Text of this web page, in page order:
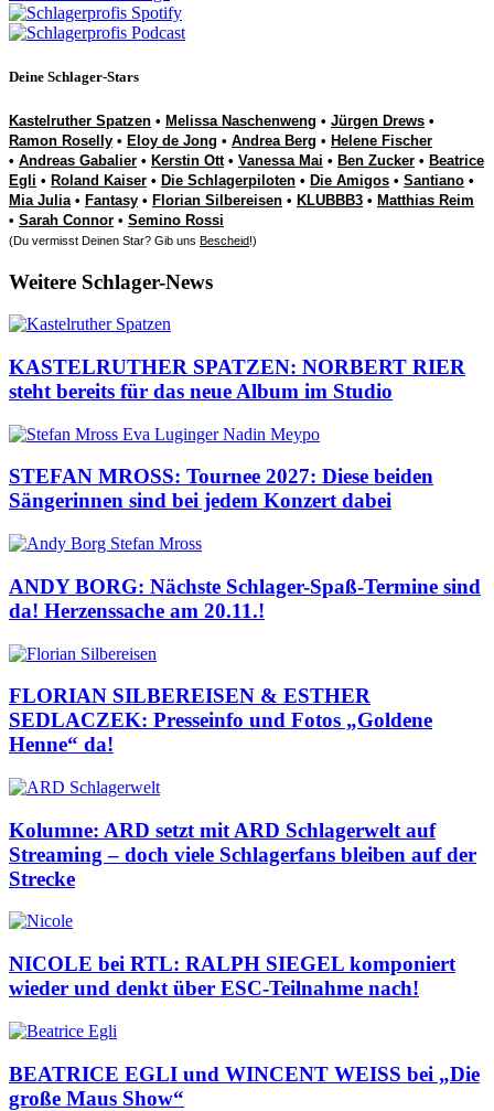
Deine Schlager-Stars
Kastelruther Spatzen • Melissa Naschenweng • Jürgen Drews •
Ramon Roselly • Eloy de Jong • Andrea Berg • Helene Fischer
• Andreas Gabalier • Kerstin Ott• Vanessa Mai • Ben Zucker • Beatrice
Egli • Roland Kaiser • Die Schlagerpiloten • Die Amigos • Santiano •
Mia Julia • Fantasy • Florian Silbereisen • KLUBBB3 • Matthias Reim
• Sarah Connor • Semino Rossi
(Du vermisst Deinen Star? Gib uns Bescheid!)
Weitere Schlager-News
KASTELRUTHER SPATZEN: NORBERT RIER
steht bereits für das neue Album im Studio
STEFAN MROSS: Tournee 2027: Diese beiden
Sängerinnen sind bei jedem Konzert dabei
ANDY BORG: Nächste Schlager-Spaß-Termine sind
da! Herzenssache am 20.11.!
FLORIAN SILBEREISEN & ESTHER
SEDLACZEK: Presseinfo und Fotos „Goldene
Henne“ da!
Kolumne: ARD setzt mit ARD Schlagerwelt auf
Streaming – doch viele Schlagerfans bleiben auf der
Strecke
NICOLE bei RTL: RALPH SIEGEL komponiert
wieder und denkt über ESC-Teilnahme nach!
BEATRICE EGLI und WINCENT WEISS bei „Die
große Maus Show“